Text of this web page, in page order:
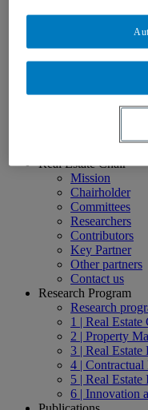
Glossary
Videos
Real Estate
Real Estate
ACFAS 2016
Real Estate Chair
Mission
Chairholder
Committees
Researchers
Contributors
Key Partner
Other partners
Contact us
Research Program
Research
1 | Real Estate
2 | Property
3 | Real Estate
4 | Contractual
5 | Real Estate
6 | Innovation